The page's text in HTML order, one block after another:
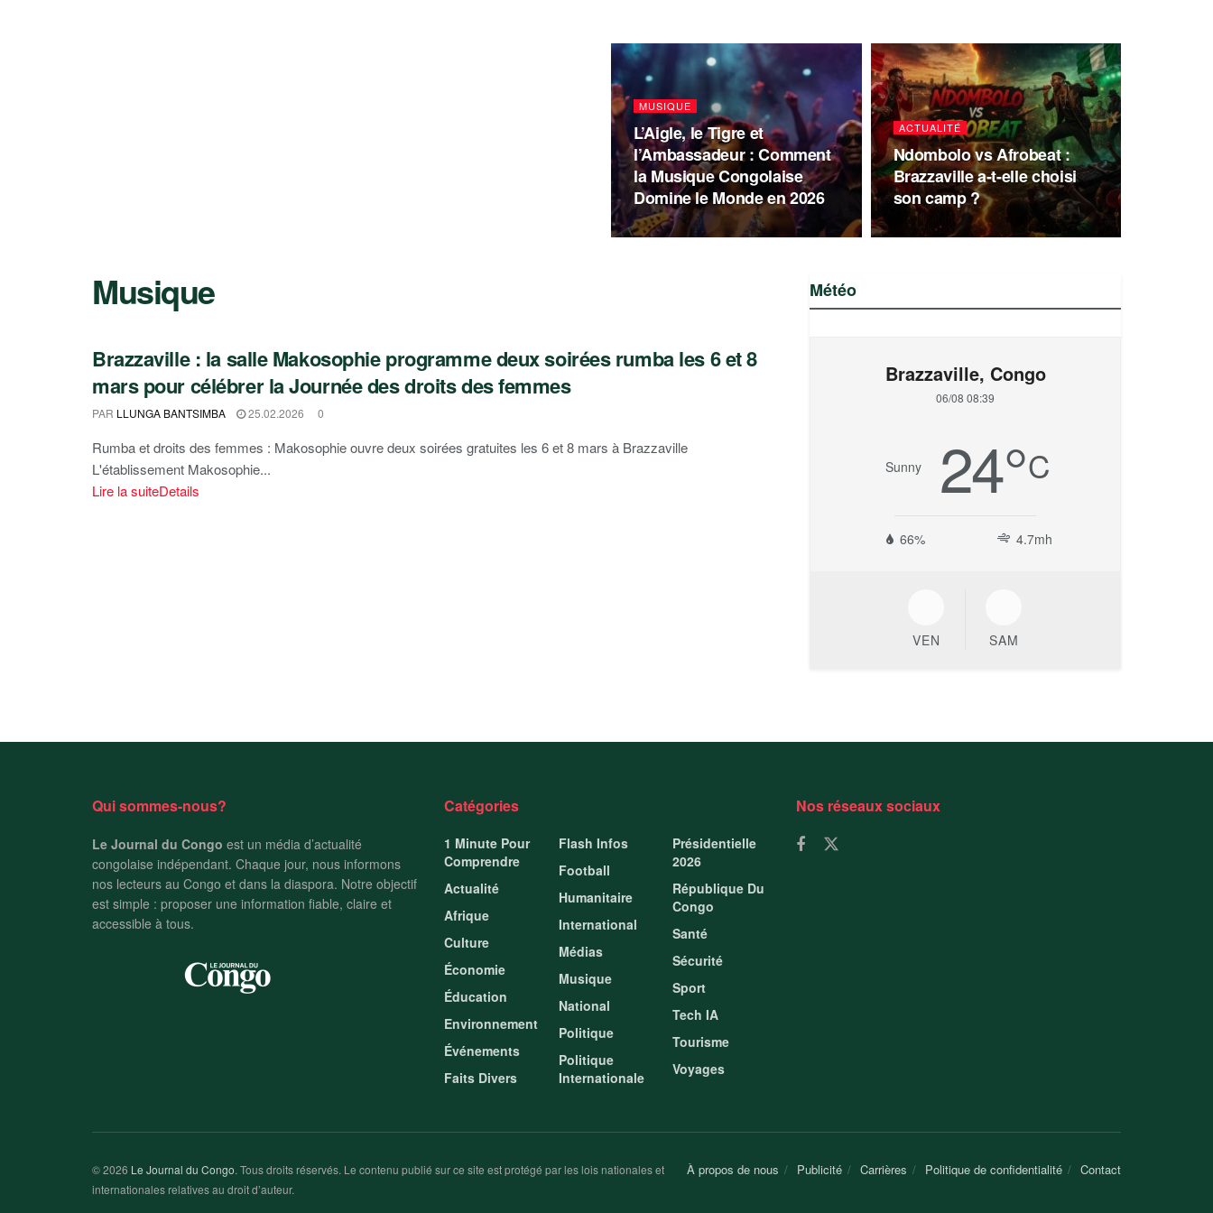
MUSIQUE
L’Aigle, le Tigre et
l’Ambassadeur : Comment
la Musique Congolaise
Domine le Monde en 2026
ACTUALITÉ
Ndombolo vs Afrobeat :
Brazzaville a-t-elle choisi
son camp ?
Musique
CULTURE
Brazzaville : la salle Makosophie programme deux soirées rumba les 6 et 8
mars pour célébrer la Journée des droits des femmes
PAR LLUNGA BANTSIMBA 25.02.2026 0
Rumba et droits des femmes : Makosophie ouvre deux soirées gratuites les 6 et 8 mars à Brazzaville
L'établissement Makosophie...
Lire la suiteDetails
Météo
Brazzaville, Congo
06/08 08:39
Sunny 24°C
66% 4.7mh
VEN SAM
Qui sommes-nous?
Le Journal du Congo est un média d’actualité
congolaise indépendant. Chaque jour, nous informons
nos lecteurs au Congo et dans la diaspora. Notre objectif
est simple : proposer une information fiable, claire et
accessible à tous.
Catégories
1 Minute Pour
Comprendre
Actualité
Afrique
Culture
Économie
Éducation
Environnement
Événements
Faits Divers
Flash Infos
Football
Humanitaire
International
Médias
Musique
National
Politique
Politique
Internationale
Présidentielle
2026
République Du
Congo
Santé
Sécurité
Sport
Tech IA
Tourisme
Voyages
Nos réseaux sociaux
À propos de nous Publicité Carrières Politique de confidentialité Contact
© 2026 Le Journal du Congo. Tous droits réservés. Le contenu publié sur ce site est protégé par les lois nationales et
internationales relatives au droit d’auteur.